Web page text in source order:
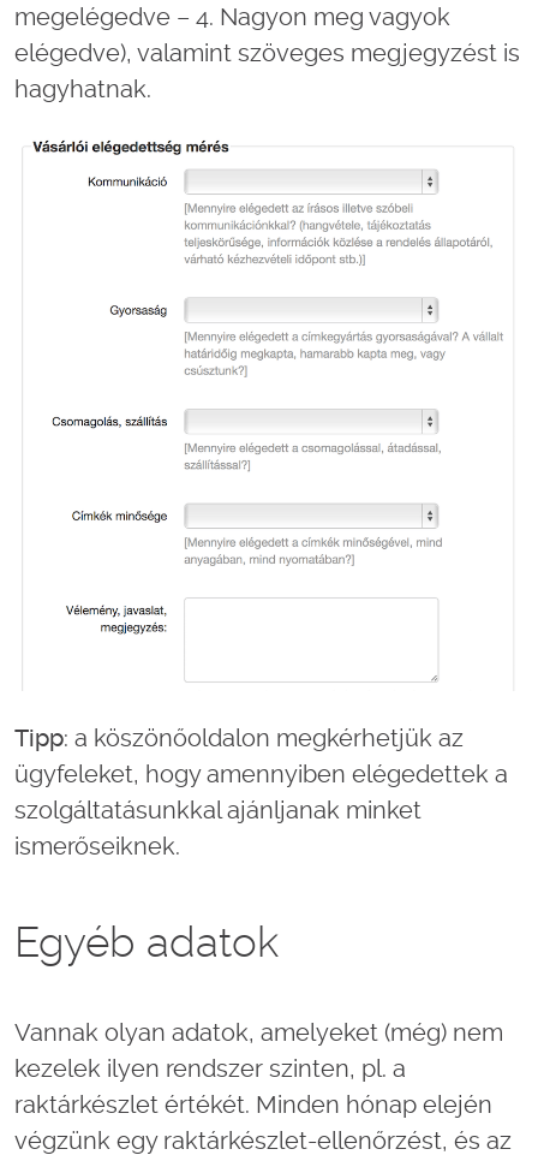
megelégedve – 4. Nagyon meg vagyok
elégedve), valamint szöveges megjegyzést is
hagyhatnak.
Tipp: a köszönőoldalon megkérhetjük az
ügyfeleket, hogy amennyiben elégedettek a
szolgáltatásunkkal ajánljanak minket
ismerőseiknek.
Egyéb adatok
Vannak olyan adatok, amelyeket (még) nem
kezelek ilyen rendszer szinten, pl. a
raktárkészlet értékét. Minden hónap elején
végzünk egy raktárkészlet-ellenőrzést, és az